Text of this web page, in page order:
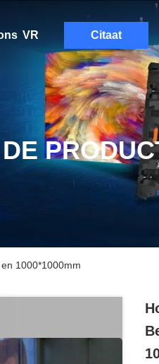
VR Citaat
1000*1000mm